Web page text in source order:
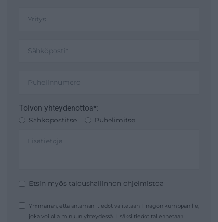
Toivon yhteydenottoa*:
Sähköpostitse Puhelimitse
Etsin myös taloushallinnon ohjelmistoa
Ymmärrän, että antamani tiedot välitetään Finagon kumppanille,
joka voi olla minuun yhteydessä. Lisäksi tiedot tallennetaan